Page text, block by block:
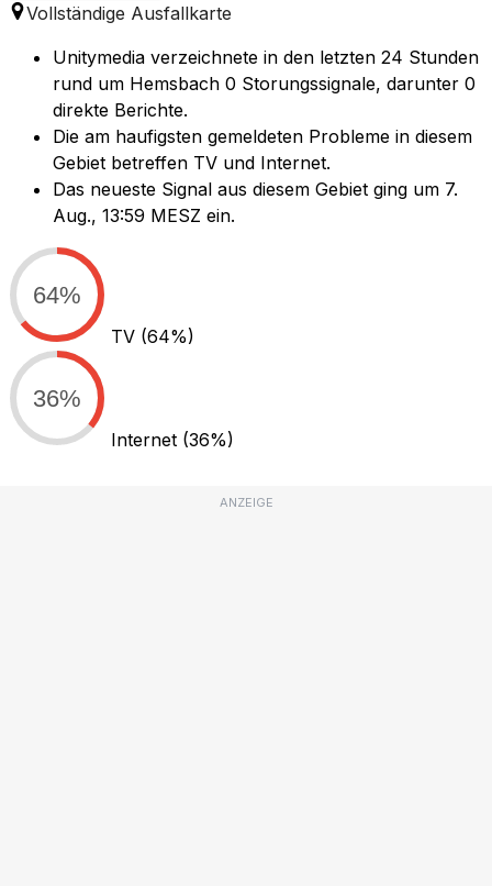
Vollständige Ausfallkarte
Unitymedia verzeichnete in den letzten 24 Stunden
rund um Hemsbach 0 Storungssignale, darunter 0
direkte Berichte.
Die am haufigsten gemeldeten Probleme in diesem
Gebiet betreffen TV und Internet.
Das neueste Signal aus diesem Gebiet ging um 7.
Aug., 13:59 MESZ ein.
64%
TV (64%)
36%
Internet (36%)
ANZEIGE